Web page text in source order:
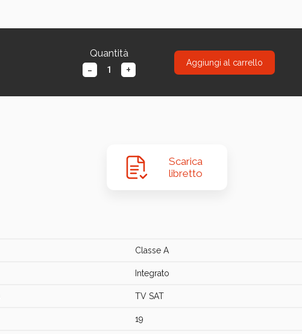
Quantità
- +
Aggiungi al carrello
Scarica
libretto
Classe A
Integrato
TV SAT
19